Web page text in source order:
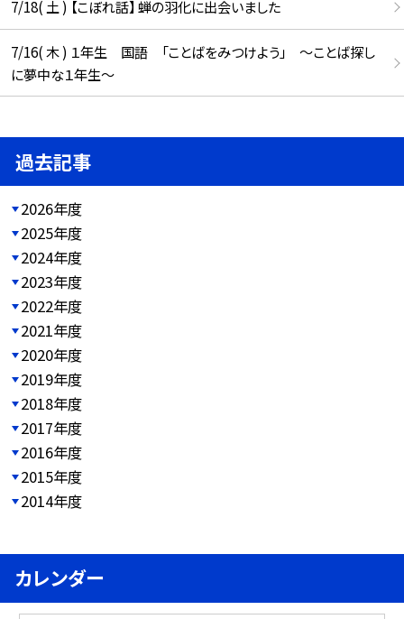
7/18( 土 ) 【こぼれ話】 蝉の羽化に出会いました
7/16( 木 ) １年生 国語 「ことばをみつけよう」 ～ことば探し
に夢中な１年生～
過去記事
2026年度
2025年度
2024年度
2023年度
2022年度
2021年度
2020年度
2019年度
2018年度
2017年度
2016年度
2015年度
2014年度
カレンダー